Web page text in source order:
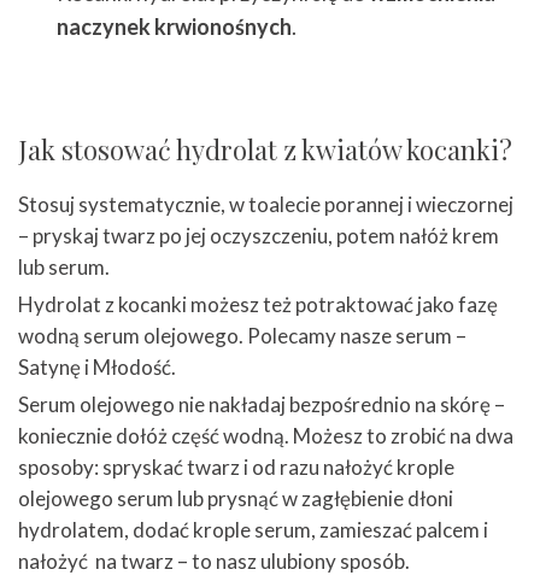
naczynek krwionośnych.
Jak stosować hydrolat z kwiatów kocanki?
Stosuj systematycznie, w toalecie porannej i wieczornej
– pryskaj twarz po jej oczyszczeniu, potem nałóż krem
lub serum.
Hydrolat z kocanki możesz też potraktować jako fazę
wodną serum olejowego. Polecamy nasze serum –
SatynęiMłodość.
Serum olejowego nie nakładaj bezpośrednio na skórę –
koniecznie dołóż część wodną. Możesz to zrobić na dwa
sposoby: spryskać twarz i od razu nałożyć krople
olejowego serum lub prysnąć w zagłębienie dłoni
hydrolatem, dodać krople serum, zamieszać palcem i
nałożyć na twarz – to nasz ulubiony sposób.